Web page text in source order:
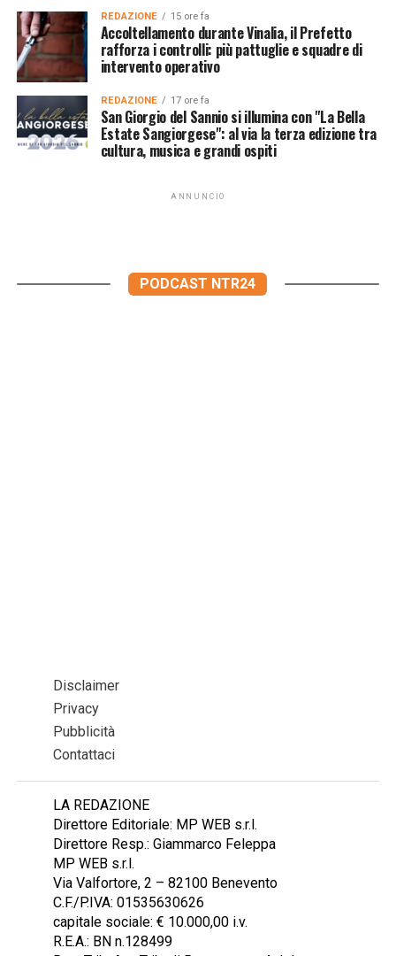
REDAZIONE 15 ore fa
Accoltellamento durante Vinalia, il Prefetto
rafforza i controlli: più pattuglie e squadre di
intervento operativo
REDAZIONE 17 ore fa
San Giorgio del Sannio si illumina con "La Bella
Estate Sangiorgese": al via la terza edizione tra
cultura, musica e grandi ospiti
ANNUNCIO
PODCAST NTR24
Disclaimer
Privacy
Pubblicità
Contattaci
LA REDAZIONE
Direttore Editoriale: MP WEB s.r.l.
Direttore Resp.: Giammarco Feleppa
MP WEB s.r.l.
Via Valfortore, 2 – 82100 Benevento
C.F./P.IVA: 01535630626
capitale sociale: € 10.000,00 i.v.
R.E.A.: BN n.128499